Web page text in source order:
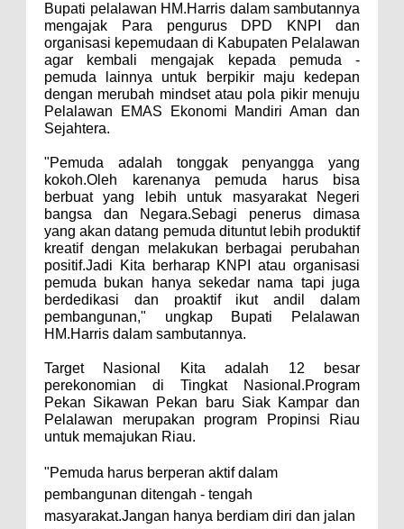
Bupati pelalawan HM.Harris dalam sambutannya
mengajak Para pengurus DPD KNPI dan
organisasi kepemudaan di Kabupaten Pelalawan
‎agar kembali mengajak kepada pemuda -
pemuda lainnya untuk berpikir maju kedepan
dengan merubah mindset atau pola pikir menuju
Pelalawan EMAS Ekonomi Mandiri Aman dan
Sejahtera.
"Pemuda adalah tonggak penyangga yang
kokoh.Oleh karenanya pemuda harus bisa
berbuat yang lebih untuk masyarakat Negeri
bangsa dan Negara.Sebagi penerus dimasa
yang akan datang pemuda dituntut lebih produktif
kreatif dengan melakukan berbagai perubahan
positif.Jadi Kita berharap KNPI atau organisasi
pemuda bukan hanya sekedar nama tapi juga
berdedikasi dan proaktif ikut andil dalam
pembangunan," ungkap Bupati Pelalawan
HM.Harris dalam sambutannya.
Target Nasional Kita adalah 12 besar
perekonomian di Tingkat Nasional.Program
Pekan Sikawan Pekan baru Siak Kampar dan
Pelalawan merupakan program Propinsi Riau
untuk memajukan Riau.
"Pemuda harus ‎berperan aktif dalam
pembangunan ditengah - tengah
masyarakat.Jangan hanya berdiam diri dan jalan